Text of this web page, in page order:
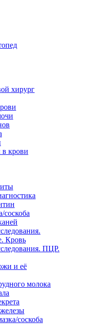
хирург
в крови
соскоба
Кровь
ПЦР.
и её
молока
соскоба